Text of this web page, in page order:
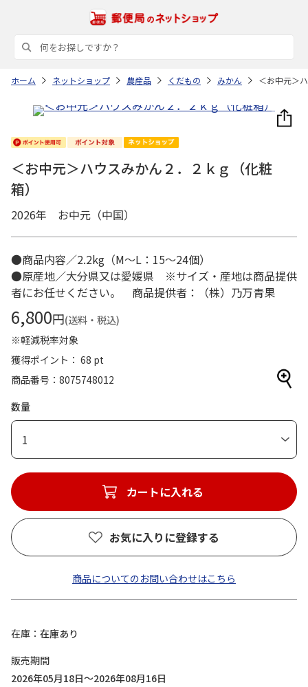
ホーム ネットショップ 農産品 くだもの みかん ＜お中元＞
＜お中元＞ハウスみかん２．２ｋｇ（化粧
箱）
2026年 お中元（中国）
●商品内容／2.2kg（M～L：15～24個）
●原産地／大分県又は愛媛県 ※サイズ・産地は商品提供
者にお任せください。 商品提供者：（株）乃万青果
6,800円(送料・税込)
※軽減税率対象
獲得ポイント： 68 pt
商品番号
8075748012
数量
1
カートに入れる
お気に入りに登録する
商品についてのお問い合わせはこちら
在庫
在庫あり
販売期間
2026年05月18日～2026年08月16日